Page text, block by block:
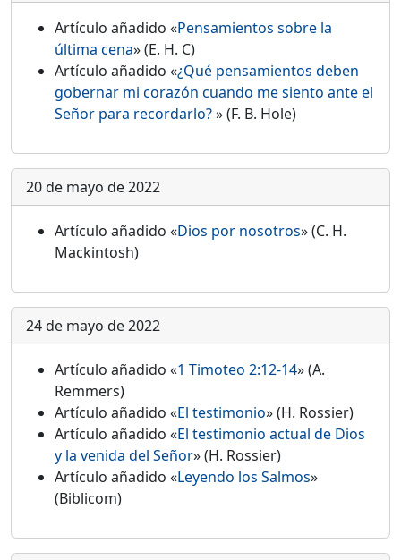
Artículo añadido «Pensamientos sobre la
última cena» (E. H. C)
Artículo añadido «¿Qué pensamientos deben
gobernar mi corazón cuando me siento ante el
Señor para recordarlo?» (F. B. Hole)
20 de mayo de 2022
Artículo añadido «Dios por nosotros» (C. H.
Mackintosh)
24 de mayo de 2022
Artículo añadido «1 Timoteo 2:12-14» (A.
Remmers)
Artículo añadido «El testimonio» (H. Rossier)
Artículo añadido «El testimonio actual de Dios
y la venida del Señor» (H. Rossier)
Artículo añadido «Leyendo los Salmos»
(Biblicom)